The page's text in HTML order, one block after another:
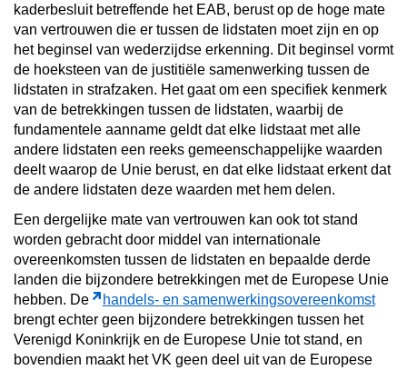
kaderbesluit betreffende het EAB, berust op de hoge mate
van vertrouwen die er tussen de lidstaten moet zijn en op
het beginsel van wederzijdse erkenning. Dit beginsel vormt
de hoeksteen van de justitiële samenwerking tussen de
lidstaten in strafzaken. Het gaat om een specifiek kenmerk
van de betrekkingen tussen de lidstaten, waarbij de
fundamentele aanname geldt dat elke lidstaat met alle
andere lidstaten een reeks gemeenschappelijke waarden
deelt waarop de Unie berust, en dat elke lidstaat erkent dat
de andere lidstaten deze waarden met hem delen.
Een dergelijke mate van vertrouwen kan ook tot stand
worden gebracht door middel van internationale
overeenkomsten tussen de lidstaten en bepaalde derde
landen die bijzondere betrekkingen met de Europese Unie
hebben. De
handels- en samenwerkingsovereenkomst
brengt echter geen bijzondere betrekkingen tussen het
Verenigd Koninkrijk en de Europese Unie tot stand, en
bovendien maakt het VK geen deel uit van de Europese